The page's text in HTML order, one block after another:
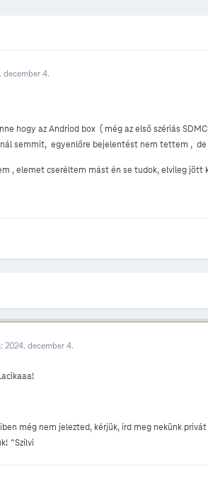
december 4.
hogy az Andriod box ( még az első szériás
semmit, egyenlőre bejelentést nem tettem , de
, elemet cseréltem mást én se tudok, elvileg jött
2024. december 4.
még nem jelezted, kérjük, írd meg nekünk
^Szilvi